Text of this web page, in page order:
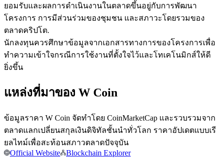
การวิเคราะห์ข้อมูลขนาดใหญ่ รวมถึงข้อมูลการค้า ฯลฯ
ยอมรับและผลการดำเนินงานในตลาดขึ้นอยู่กับการพัฒนา
โครงการ การมีส่วนร่วมของชุมชน และสภาวะโดยรวมของ
ตลาดคริปโต.
นักลงทุนควรศึกษาข้อมูลจากเอกสารทางการของโครงการเพื่อ
ทำความเข้าใจกรณีการใช้งานที่ตั้งใจไว้และโทเคโนมิกส์ให้ดี
ยิ่งขึ้น
แหล่งที่มาของ W Coin
ข้อมูลราคา W Coin จัดทำโดย CoinMarketCap และรวบรวมจาก
ตลาดแลกเปลี่ยนสกุลเงินดิจิทัลชั้นนำทั่วโลก ราคาอัปเดตแบบเรี
ยลไทม์เพื่อสะท้อนสภาวตลาดปัจจุบัน
Official Website
Blockchain Explorer